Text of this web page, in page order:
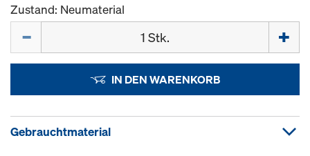
Zustand: Neumaterial
IN DEN WARENKORB
Gebrauchtmaterial